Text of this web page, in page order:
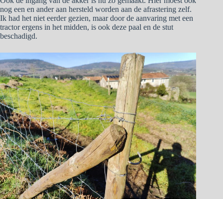
nog een en ander aan hersteld worden aan de afrastering zelf.
Ik had het niet eerder gezien, maar door de aanvaring met een
tractor ergens in het midden, is ook deze paal en de stut
beschadigd.